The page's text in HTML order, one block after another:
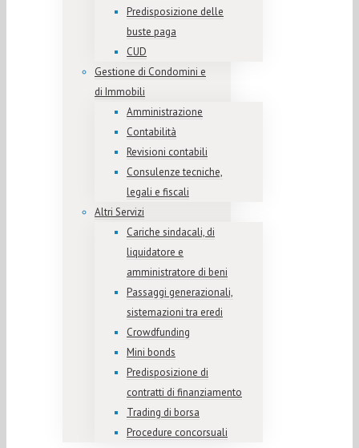
Predisposizione delle
buste paga
CUD
Gestione di Condomini e
di Immobili
Amministrazione
Contabilità
Revisioni contabili
Consulenze tecniche,
legali e fiscali
Altri Servizi
Cariche sindacali, di
liquidatore e
amministratore di beni
Passaggi generazionali,
sistemazioni tra eredi
Crowdfunding
Mini bonds
Predisposizione di
contratti di finanziamento
Trading di borsa
Procedure concorsuali